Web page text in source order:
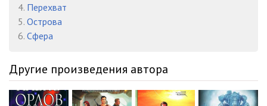
0023
0024
0026
0027 04:28
4. Перехват
5. Острова
6. Cфера
Другие произведения автора